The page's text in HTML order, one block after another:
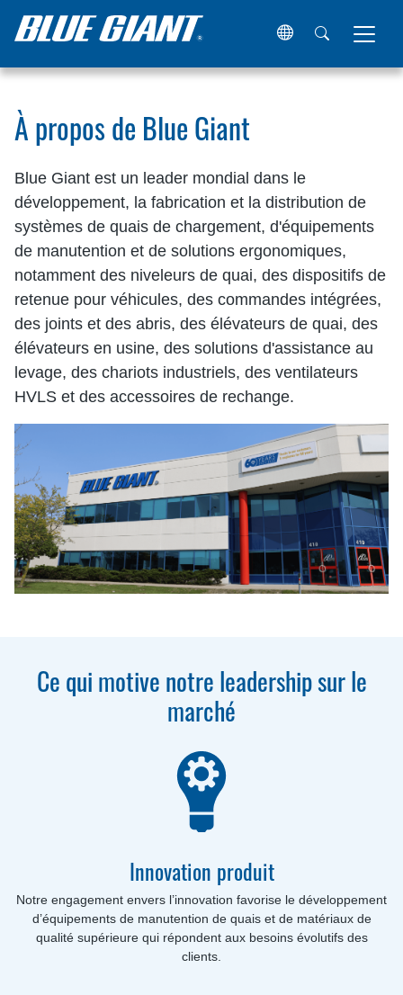
Maison À propos de Blue Giant
À propos de Blue Giant
Blue Giant est un leader mondial dans le
développement, la fabrication et la distribution de
systèmes de quais de chargement, d'équipements
de manutention et de solutions ergonomiques,
notamment des niveleurs de quai, des dispositifs de
retenue pour véhicules, des commandes intégrées,
des joints et des abris, des élévateurs de quai, des
élévateurs en usine, des solutions d'assistance au
levage, des chariots industriels, des ventilateurs
HVLS et des accessoires de rechange.
Ce qui motive notre leadership sur le
marché
Innovation produit
Notre engagement envers l’innovation favorise le développement
d’équipements de manutention de quais et de matériaux de
qualité supérieure qui répondent aux besoins évolutifs des
clients.